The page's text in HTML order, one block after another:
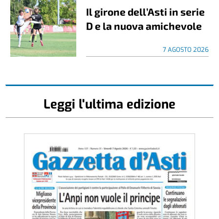
Il girone dell’Asti in serie
D e la nuova amichevole
7 AGOSTO 2026
Leggi l'ultima edizione